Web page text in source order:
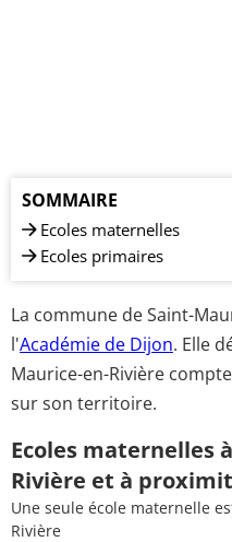
SOMMAIRE
Ecoles maternelles
Ecoles primaires
La commune de Saint-
l'Académie de Dijon. Elle
Maurice-en-Rivière
sur son territoire.
Ecoles maternelles
Rivière et à
Une seule école maternelle
Rivière